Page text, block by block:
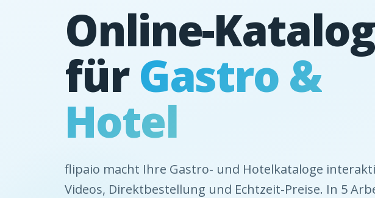
Online-
fürGastro &
Hotel
flipaio macht Ihre Gastro- und Hotelkataloge
Videos, Direktbestellung und Echtzeit-Preise. In 5